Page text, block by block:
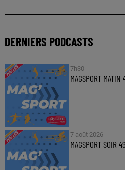
DERNIERS PODCASTS
7h30
MAGSPORT
7 août 2026
MAGSPORT SOIR